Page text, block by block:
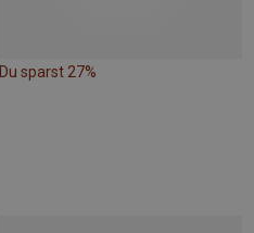
Du sparst 27%